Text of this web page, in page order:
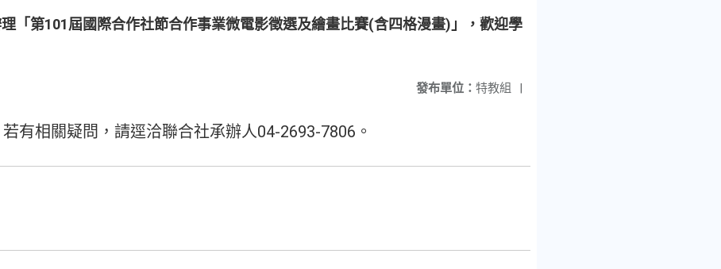
「第101屆國際合作社節合作事業微電影徵選及繪畫比賽(含四格漫畫)」，歡迎學
發布單位： 特教組 |
有相關疑問，請逕洽聯合社承辦人04-2693-7806。